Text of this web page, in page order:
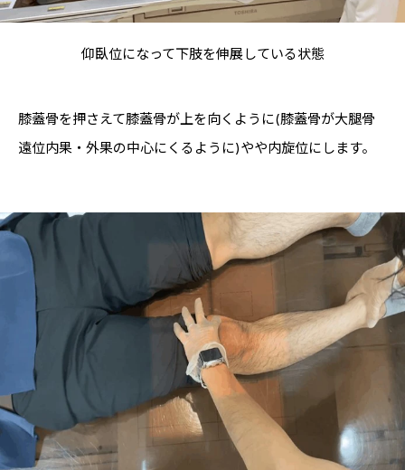
仰臥位になって下肢を伸展している状態
膝蓋骨を押さえて膝蓋骨が上を向くように(膝蓋骨が大腿骨
遠位内果・外果の中心にくるように)やや内旋位にします。